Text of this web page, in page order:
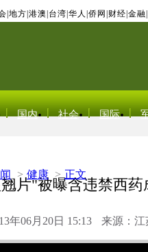
地方 港澳 台湾 华人 侨网 财经 金融
国内 社会 国际
> 健康 > 正文
片"被曝含违禁西药
年06月20日 15:13 来源：江